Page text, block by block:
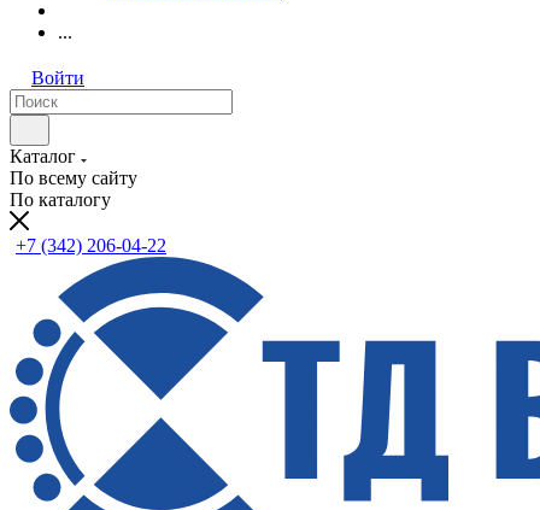
...
Войти
Каталог
По всему сайту
По каталогу
+7 (342) 206-04-22